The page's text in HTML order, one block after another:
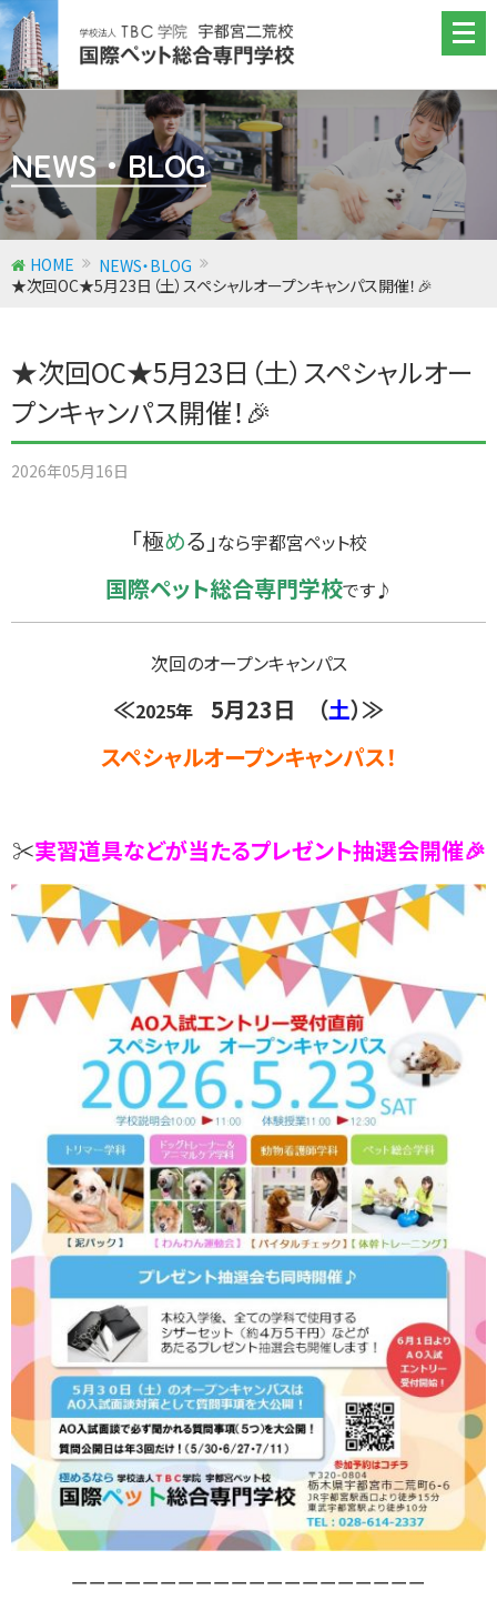
トリマー学科
ドッグトレーナー＆アニマルケア学科
動物看護師学科
ペット総合学科
NEWS・BLOG
HOME
NEWS・BLOG
★次回OC★5月23日（土）スペシャルオープンキャンパス開催！🎉
★次回OC★5月23日（土）スペシャルオー
プンキャンパス開催！🎉
2026年05月16日
「極める」なら宇都宮ペット校
国際ペット総合専門学校です♪
次回のオープンキャンパス
≪2025年 5月23日 （土）≫
スペシャルオープンキャンパス！
✂実習道具などが当たるプレゼント抽選会開催🎉
ーーーーーーーーーーーーーーーーーーーー